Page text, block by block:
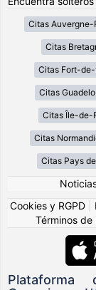
Citas Auvergne-
Citas
Citas Fort-
Citas
Citas Île-de-
Citas
Citas Pays
Cookies y RGPD
Términos de